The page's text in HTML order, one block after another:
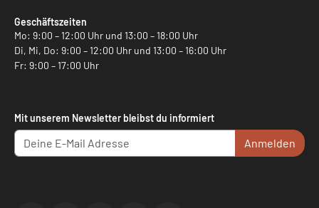
Geschäftszeiten
Mo: 9:00 – 12:00 Uhr und 13:00 – 18:00 Uhr
Di, Mi, Do: 9:00 – 12:00 Uhr und 13:00 – 16:00 Uhr
Fr: 9:00 – 17:00 Uhr
Mit unserem Newsletter bleibst du informiert
Anmelden